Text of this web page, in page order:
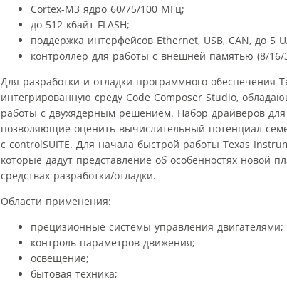
Cortex-M3 ядро 60/75/100 МГц;
до 512 кбайт FLASH;
поддержка интерфейсов Ethernet, USB, CAN, до 5
контроллер для работы с внешней памятью (8/16/
Для разработки и отладки программного обеспечения
интегрированную среду Code Composer Studio,
работы с двухядерным решением. Набор драйверов
позволяющие оценить вычислительный потенциал
с controlSUITE. Для начала быстрой работы Texas
которые дадут представление об особенностях новой
средствах разработки/отладки.
Области применения:
прецизионные системы управления двигателями;
контроль параметров движения;
освещение;
бытовая техника;